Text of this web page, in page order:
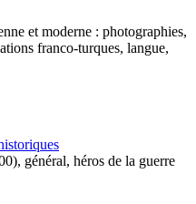
et moderne : photographies,
franco-turques, langue,
général, héros de la guerre